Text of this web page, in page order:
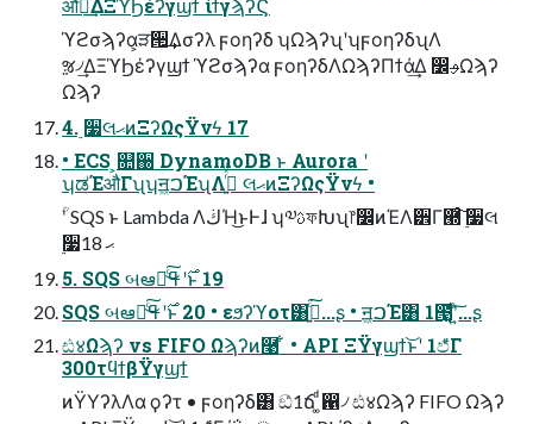
ϓϩσϡʔα͕ੜ੒͢Δσʔλ ϝοηʔδ ʮΩϡʔʯʹʮϝοηʔδʯΛ
ૹ৴͢ΔΞϓϦέʔγϣϯ ϓϩσϡʔα ϝοηʔδΛΩϡʔΠϯά͢Δ ෼ࢄΩϡʔ
Ωϡʔ
4. ࣮૷લޙͷΞʔΩςΫνϟ 17
• ECS ͕௚઀ DynamoDB ͱ Aurora ʹ
ʮಡΈऔΓʯʮॻ͖ࠐΈʯΛߦ͍ͬͯͨ લޙͷΞʔΩςΫνϟ •
ؒʹ SQS ͱ Lambda ΛڬΉ͜ͱͰɺ ʮ༧ࢉফԽʯ෦෼ͷΈΛ੾Γ཭ͨ͠ ࣮૷લ
࣮૷ޙ 18
5. SQS બఆ࣌ʹߟྀͨ͜͠ͱ 19
SQS બఆ࣌ʹߟྀͨ͜͠ͱ 20 • εϧʔϓοτ͸ߴ͍ͨ͘͠...ʂ • ॻ͖ࠐΈ͸ 1౓͚ͩʹ͍ͨ͠...ʂ
ඪ४Ωϡʔ vs FIFO Ωϡʔͷ࿩ ͋ • API ΞΫγϣϯ͝ͱʹ 1ඵ͋ͨΓ
300τϥϯβΫγϣϯ
ͷΫΥʔλΛα ϙʔτ • ϝοηʔδ͸ ඞͣ1ճ ͚ͩ഑৴ ඪ४Ωϡʔ FIFO Ωϡʔ